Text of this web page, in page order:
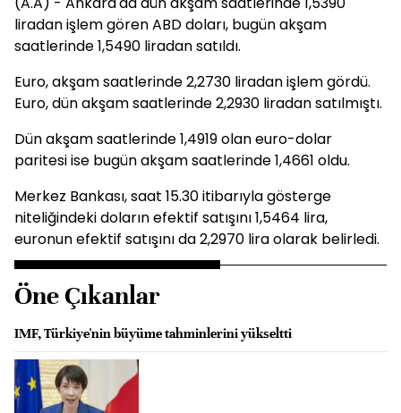
liradan işlem gören ABD doları, bugün akşam
saatlerinde 1,5490 liradan satıldı.
Euro, akşam saatlerinde 2,2730 liradan işlem gördü.
Euro, dün akşam saatlerinde 2,2930 liradan satılmıştı.
Dün akşam saatlerinde 1,4919 olan euro-dolar
paritesi ise bugün akşam saatlerinde 1,4661 oldu.
Merkez Bankası, saat 15.30 itibarıyla gösterge
niteliğindeki doların efektif satışını 1,5464 lira,
euronun efektif satışını da 2,2970 lira olarak belirledi.
Öne Çıkanlar
IMF, Türkiye'nin büyüme tahminlerini yükseltti